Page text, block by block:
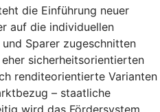
die Einführung neuer
auf die individuellen
Sparer zugeschnitten
sicherheitsorientierten
renditeorientierte Varianten
– staatliche
wird das Fördersystem